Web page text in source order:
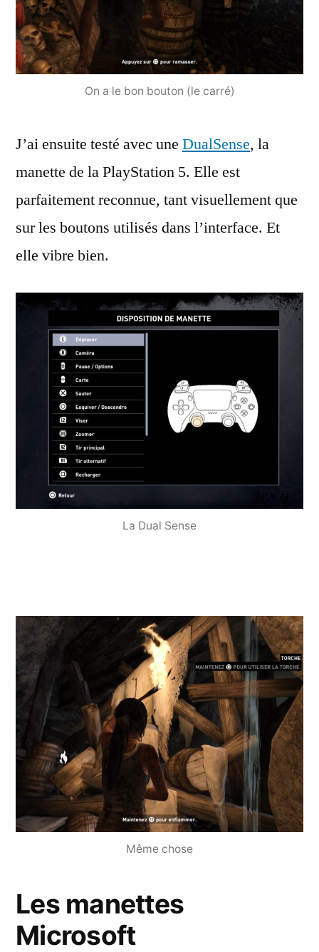
On a le bon bouton (le carré)
J’ai ensuite testé avec une DualSense, la
manette de la PlayStation 5. Elle est
parfaitement reconnue, tant visuellement que
sur les boutons utilisés dans l’interface. Et
elle vibre bien.
La Dual Sense
Même chose
Les manettes
Microsoft